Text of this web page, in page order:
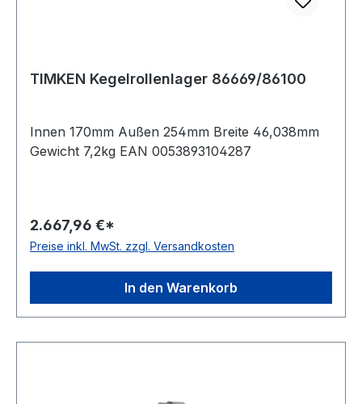
TIMKEN Kegelrollenlager 86669/86100
Innen 170mm Außen 254mm Breite 46,038mm
Gewicht 7,2kg EAN 0053893104287
2.667,96 €*
Preise inkl. MwSt. zzgl. Versandkosten
In den Warenkorb